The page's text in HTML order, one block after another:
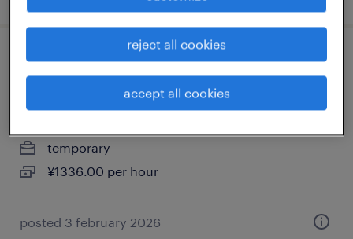
物流・ロジスティクスの仕分け・ピッキン
グ・梱包、検品、その他（倉庫・軽作業）
temporary
¥1336.00 per hour
posted 3 february 2026
reject all cookies
accept all cookies